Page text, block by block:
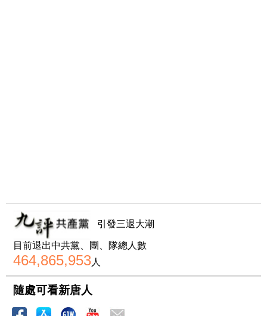
引發三退大潮
目前退出中共黨、團、隊總人數
464,865,953人
隨處可看新唐人